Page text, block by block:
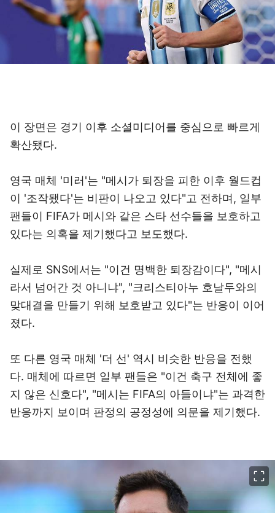
이 장면은 경기 이후 소셜미디어를 중심으로 빠르게
확산됐다.
영국 매체 '미러'는 "메시가 퇴장을 피한 이후 월드컵
이 '조작됐다'는 비판이 나오고 있다"고 전하며, 일부
팬들이 FIFA가 메시와 같은 스타 선수들을 보호하고
있다는 의혹을 제기했다고 보도했다.
실제로 SNS에서는 "이건 명백한 퇴장감이다", "메시
라서 넘어간 것 아니냐", "크리스티아누 호날두와의
맞대결을 만들기 위해 보호받고 있다"는 반응이 이어
졌다.
또 다른 영국 매체 '더 선' 역시 비슷한 반응을 전했
다. 매체에 따르면 일부 팬들은 "이건 축구 전체에 좋
지 않은 신호다", "메시는 FIFA의 아들이냐"는 과격한
반응까지 보이며 판정의 공정성에 의문을 제기했다.